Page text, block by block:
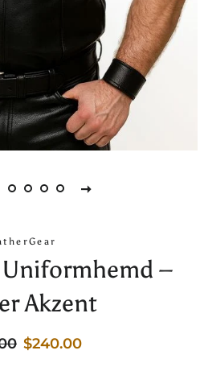
–
Akzent
Sale-
$240.00